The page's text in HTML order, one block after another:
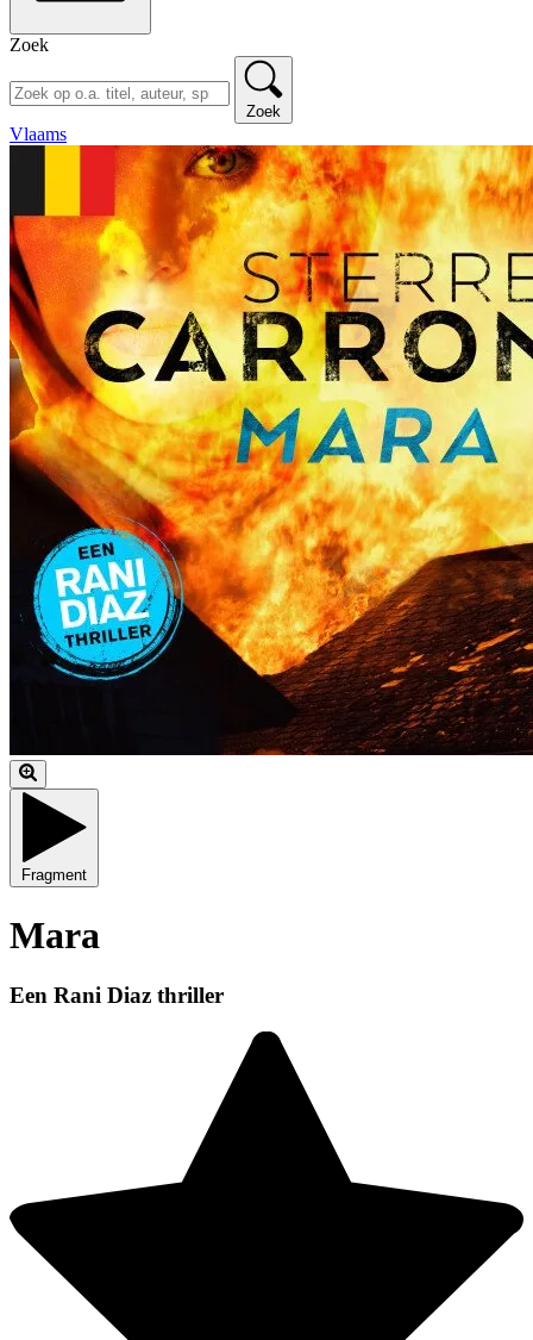
Zoek
Zoek
Vlaams
Fragment
Mara
Een Rani Diaz thriller